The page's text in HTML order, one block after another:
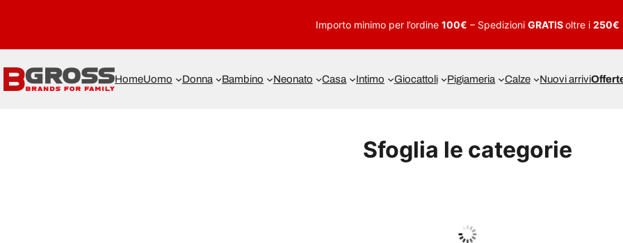
Importo minimo per l’ordine 100€ – Spedizioni GRATISoltre i 250€
HomeUomo Donna Bambino Neonato Casa Intimo Giocattoli Pigiameria Calze Nuovi arrivi
Sfoglia le categorie
Guarda tutto